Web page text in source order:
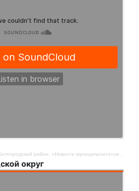
район. «Новости муниципалитетов». 8 сентября
округ